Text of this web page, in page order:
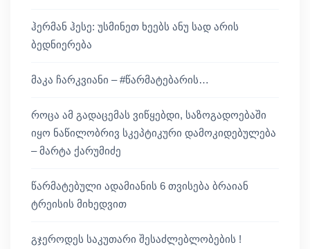
ჰერმან ჰესე: უსმინეთ ხეებს ანუ სად არის
ბედნიერება
მაკა ჩარკვიანი – #წარმატებარის…
როცა ამ გადაცემას ვიწყებდი, საზოგადოებაში
იყო ნაწილობრივ სკეპტიკური დამოკიდებულება
– მარტა ქარუმიძე
წარმატებული ადამიანის 6 თვისება ბრაიან
ტრეისის მიხედვით
გჯეროდეს საკუთარი შესაძლებლობების !